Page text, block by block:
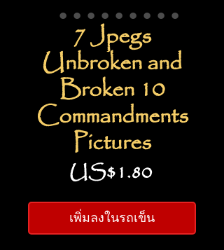
7 Jpegs
Unbroken and
Broken 10
Commandments
Pictures
US$1.80ราคา
เพิ่มลงในรถเข็น